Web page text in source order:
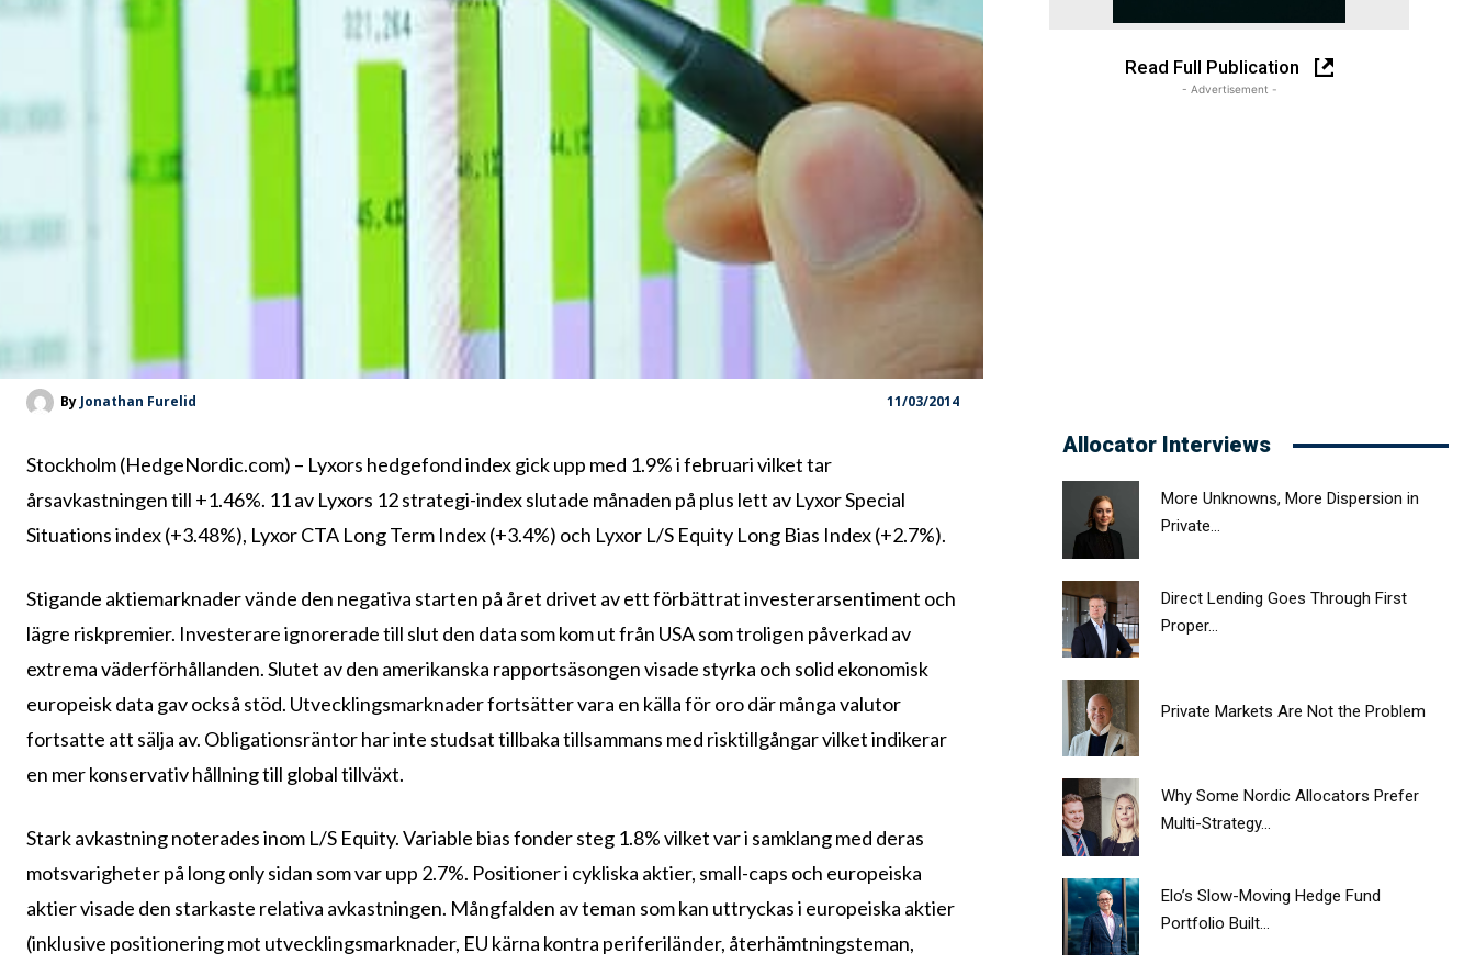
Read Full Publication
- Advertisement -
By Jonathan Furelid 11/03/2014
Stockholm (HedgeNordic.com) – Lyxors hedgefond index gick upp med 1.9% i februari vilket tar
årsavkastningen till +1.46%. 11 av Lyxors 12 strategi-index slutade månaden på plus lett av Lyxor Special
Situations index (+3.48%), Lyxor CTA Long Term Index (+3.4%) och Lyxor L/S Equity Long Bias Index (+2.7%).
Stigande aktiemarknader vände den negativa starten på året drivet av ett förbättrat investerarsentiment och
lägre riskpremier. Investerare ignorerade till slut den data som kom ut från USA som troligen påverkad av
extrema väderförhållanden. Slutet av den amerikanska rapportsäsongen visade styrka och solid ekonomisk
europeisk data gav också stöd. Utvecklingsmarknader fortsätter vara en källa för oro där många valutor
fortsatte att sälja av. Obligationsräntor har inte studsat tillbaka tillsammans med risktillgångar vilket indikerar
en mer konservativ hållning till global tillväxt.
Stark avkastning noterades inom L/S Equity. Variable bias fonder steg 1.8% vilket var i samklang med deras
motsvarigheter på long only sidan som var upp 2.7%. Positioner i cykliska aktier, small-caps och europeiska
aktier visade den starkaste relativa avkastningen. Mångfalden av teman som kan uttryckas i europeiska aktier
(inklusive positionering mot utvecklingsmarknader, EU kärna kontra periferiländer, återhämtningsteman,
Allocator Interviews
More Unknowns, More Dispersion in
Private...
Direct Lending Goes Through First
Proper...
Private Markets Are Not the Problem
Why Some Nordic Allocators Prefer
Multi-Strategy...
Elo’s Slow-Moving Hedge Fund
Portfolio Built...